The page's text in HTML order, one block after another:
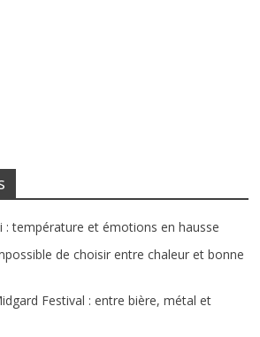
: température et émotions en hausse
de choisir entre chaleur et bonne
Festival : entre bière, métal et